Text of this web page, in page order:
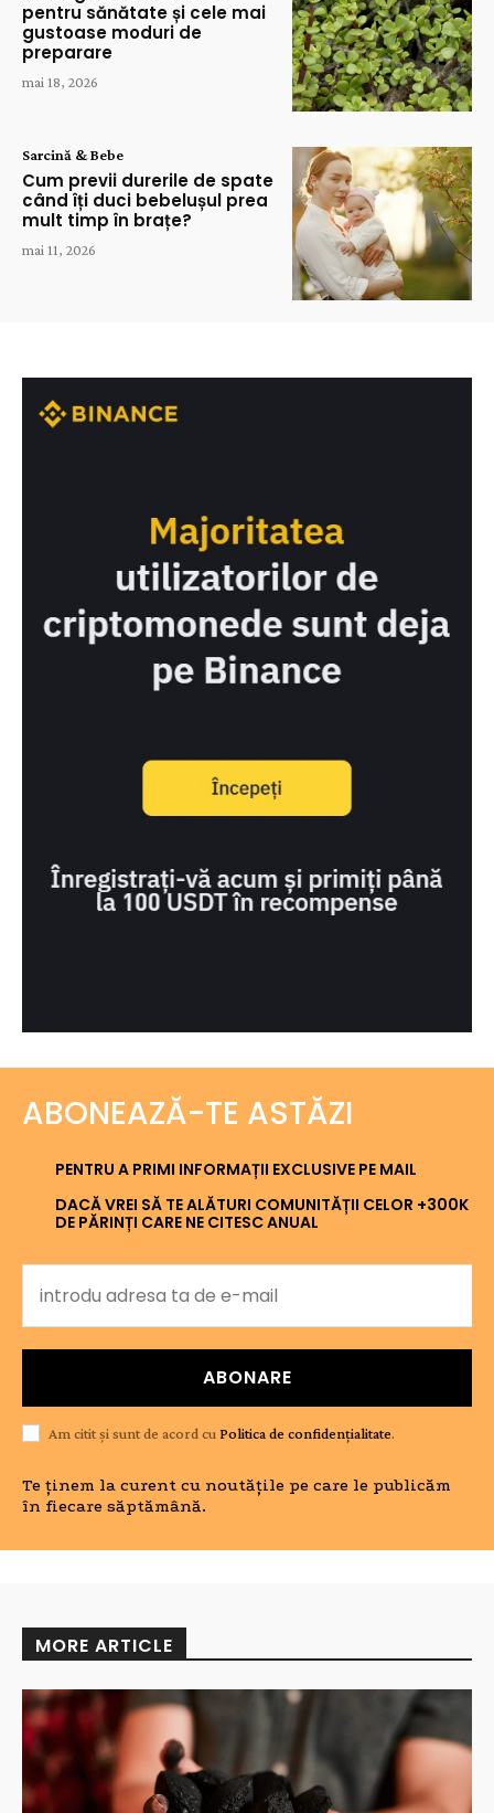
pentru sănătate și cele mai
gustoase moduri de
preparare
mai 18, 2026
Sarcină & Bebe
Cum previi durerile de spate
când îți duci bebelușul prea
mult timp în brațe?
mai 11, 2026
ABONEAZĂ-TE ASTĂZI
PENTRU A PRIMI INFORMAȚII EXCLUSIVE PE MAIL
DACĂ VREI SĂ TE ALĂTURI COMUNITĂȚII CELOR +300K
DE PĂRINȚI CARE NE CITESC ANUAL
ABONARE
Am citit și sunt de acord cu Politica de confidențialitate.
Te ținem la curent cu noutățile pe care le publicăm
în fiecare săptămână.
MORE ARTICLE